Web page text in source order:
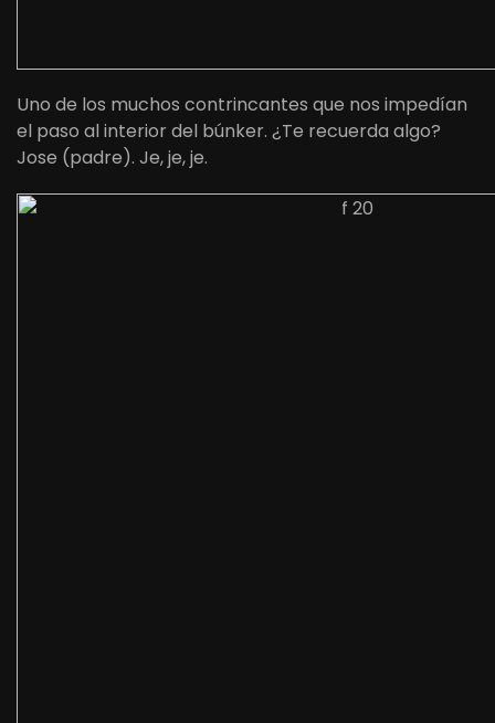
Uno de los muchos contrincantes que nos impedían
el paso al interior del búnker. ¿Te recuerda algo?
Jose (padre). Je, je, je.